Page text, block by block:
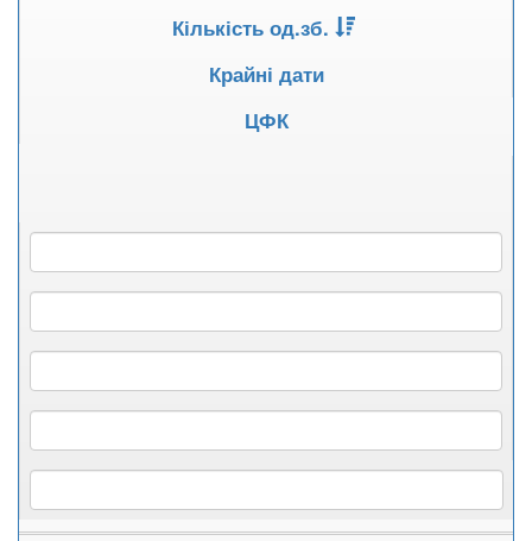
Кількість од.зб.
Крайні дати
ЦФК